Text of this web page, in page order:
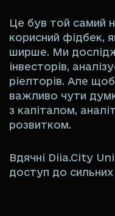
Це був той самий
корисний фідбек,
ширше. Ми
інвесторів,
ріелторів. Але
важливо чути
з капіталом,
розвитком.
Вдячні Diia.City
доступ до сильних